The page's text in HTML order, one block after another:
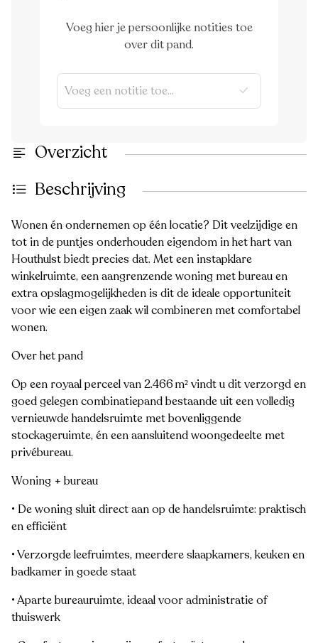
Voeg hier je persoonlijke notities toe
over dit pand.
Overzicht
Beschrijving
Wonen én ondernemen op één locatie? Dit veelzijdige en
tot in de puntjes onderhouden eigendom in het hart van
Houthulst biedt precies dat. Met een instapklare
winkelruimte, een aangrenzende woning met bureau en
extra opslagmogelijkheden is dit de ideale opportuniteit
voor wie een eigen zaak wil combineren met comfortabel
wonen.
Over het pand
Op een royaal perceel van 2.466 m² vindt u dit verzorgd en
goed gelegen combinatiepand bestaande uit een volledig
vernieuwde handelsruimte met bovenliggende
stockageruimte, én een aansluitend woongedeelte met
privébureau.
Woning + bureau
• De woning sluit direct aan op de handelsruimte: praktisch
en efficiënt
• Verzorgde leefruimtes, meerdere slaapkamers, keuken en
badkamer in goede staat
• Aparte bureauruimte, ideaal voor administratie of
thuiswerk